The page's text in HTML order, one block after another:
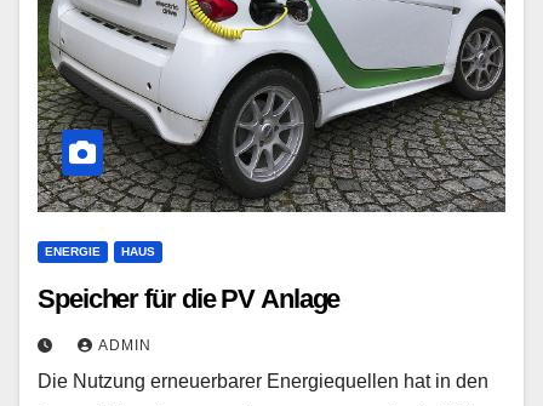
ENERGIE HAUS
Speicher für die PV Anlage
ADMIN
Die Nutzung erneuerbarer Energiequellen hat in den